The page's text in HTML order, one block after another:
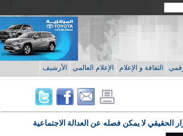
الثقافة و الإعلام الإعلام العالمي الأرشيف
الحقيقي لا يمكن فصله عن العدالة الاجتماعية